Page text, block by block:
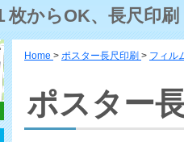
枚からOK、長尺印
Home > ポスター長尺印刷 > フィル
ポスター